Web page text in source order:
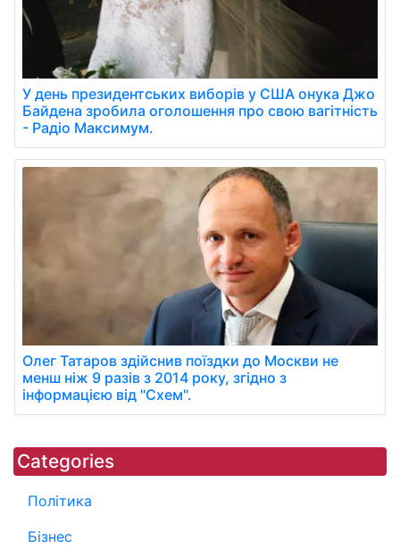
У день президентських виборів у США онука Джо
Байдена зробила оголошення про свою вагітність
- Радіо Максимум.
Олег Татаров здійснив поїздки до Москви не
менш ніж 9 разів з 2014 року, згідно з
інформацією від "Схем".
Categories
Політика
Бізнес